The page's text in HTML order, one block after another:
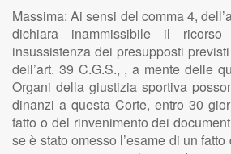
Massima: Ai sensi del comma 4,
dichiara inammissibile il
insussistenza dei presupposti
dell’art. 39 C.G.S., , a mente delle
Organi della giustizia sportiva
dinanzi a questa Corte, entro 30
fatto o del rinvenimento dei
se è stato omesso l’esame di un